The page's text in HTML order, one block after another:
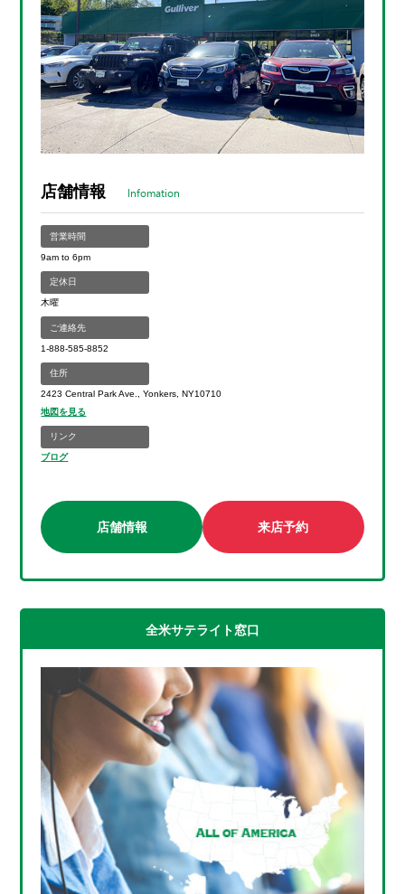
店舗情報 Infomation
営業時間
9am to 6pm
定休日
木曜
ご連絡先
1-888-585-8852
住所
2423 Central Park Ave., Yonkers, NY10710
地図を見る
リンク
ブログ
店舗情報 来店予約
全米サテライト窓口